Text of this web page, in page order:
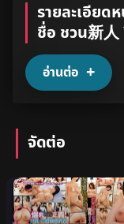
Other
รายละเอียด
ชื่อ ชวน新
อ่านต่อ
จัดต่อ